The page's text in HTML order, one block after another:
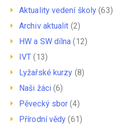
Aktuality vedení školy (63)
Archiv aktualit (2)
HW a SW dílna (12)
IVT (13)
Lyžařské kurzy (8)
Naši žáci(6)
Pěvecký sbor (4)
Přírodní vědy (61)